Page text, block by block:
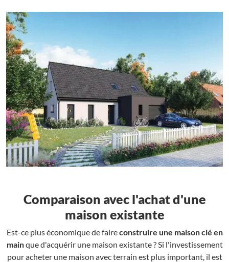
Comparaison avec l'achat d'une
maison existante
Est-ce plus économique de faireconstruire une maison clé en
mainque d'acquérir une maison existante ? Si l'investissement
pour acheter une maison avec terrain est plus important, il est